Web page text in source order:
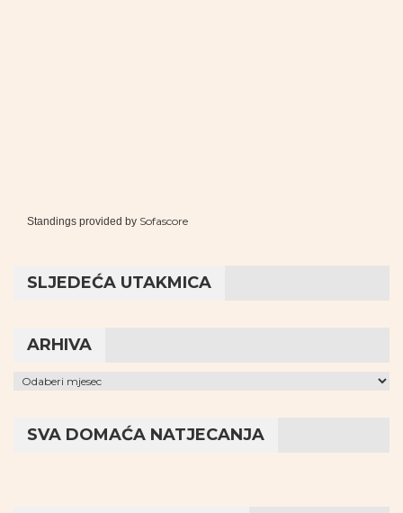
Standings provided by Sofascore
SLJEDEĆA UTAKMICA
ARHIVA
Arhiva
SVA DOMAĆA NATJECANJA